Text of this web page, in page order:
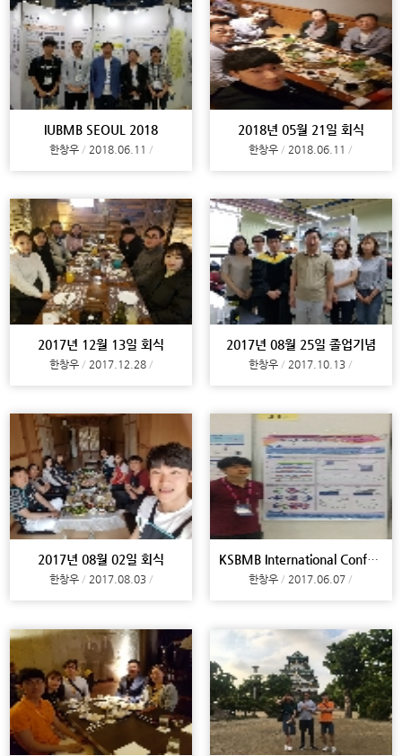
IUBMB SEOUL 2018
한창우 2018.06.11
2018년 05월 21일 회식
한창우 2018.06.11
2017년 12월 13일 회식
한창우 2017.12.28
2017년 08월 25일 졸업기념
한창우 2017.10.13
2017년 08월 02일 회식
한창우 2017.08.03
KSBMB International Conference 2017
한창우 2017.06.07